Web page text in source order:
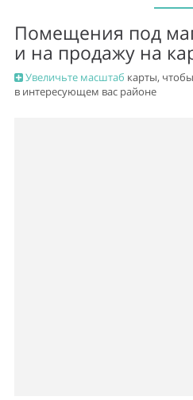
Помещения под
и на продажу на
Увеличьте масштаб карты,
в интересующем вас районе